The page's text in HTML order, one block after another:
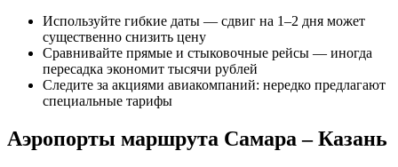
Используйте гибкие даты — сдвиг на 1–2 дня может
существенно снизить цену
Сравнивайте прямые и стыковочные рейсы — иногда
пересадка экономит тысячи рублей
Следите за акциями авиакомпаний: нередко предлагают
специальные тарифы
Аэропорты маршрута Самара – Казань